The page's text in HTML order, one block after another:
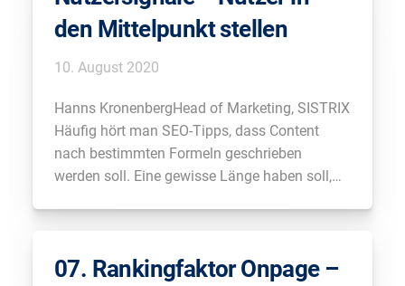
den Mittelpunkt stellen
10. August 2020
Hanns KronenbergHead of Marketing, SISTRIX
Häufig hört man SEO-Tipps, dass Content
nach bestimmten Formeln geschrieben
werden soll. Eine gewisse Länge haben soll,
nicht eigentlich der Nutzer, was der richtige
07. Rankingfaktor Onpage –